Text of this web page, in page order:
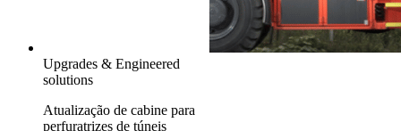
Upgrades & Engineered
solutions
Atualização de cabine para
perfuratrizes de túneis